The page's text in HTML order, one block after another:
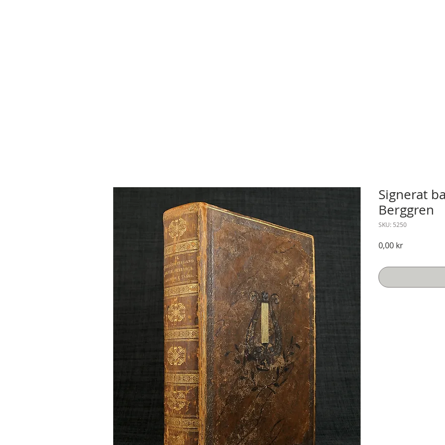
Signerat
Berggren
SKU: 5250
0,00 krPris